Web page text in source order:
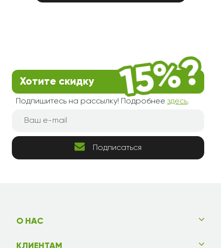
Хотите скидку
Подпишитесь на рассылку! Подробнее здесь.
Подписаться
О НАС
КЛИЕНТАМ